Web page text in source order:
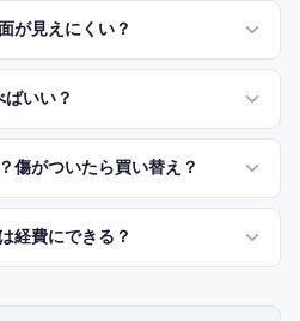
が見えにくい？
いい？
傷がついたら買い替え？
経費にできる？